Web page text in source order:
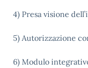
4) Presa visione
5) Autorizzazione
6) Modulo